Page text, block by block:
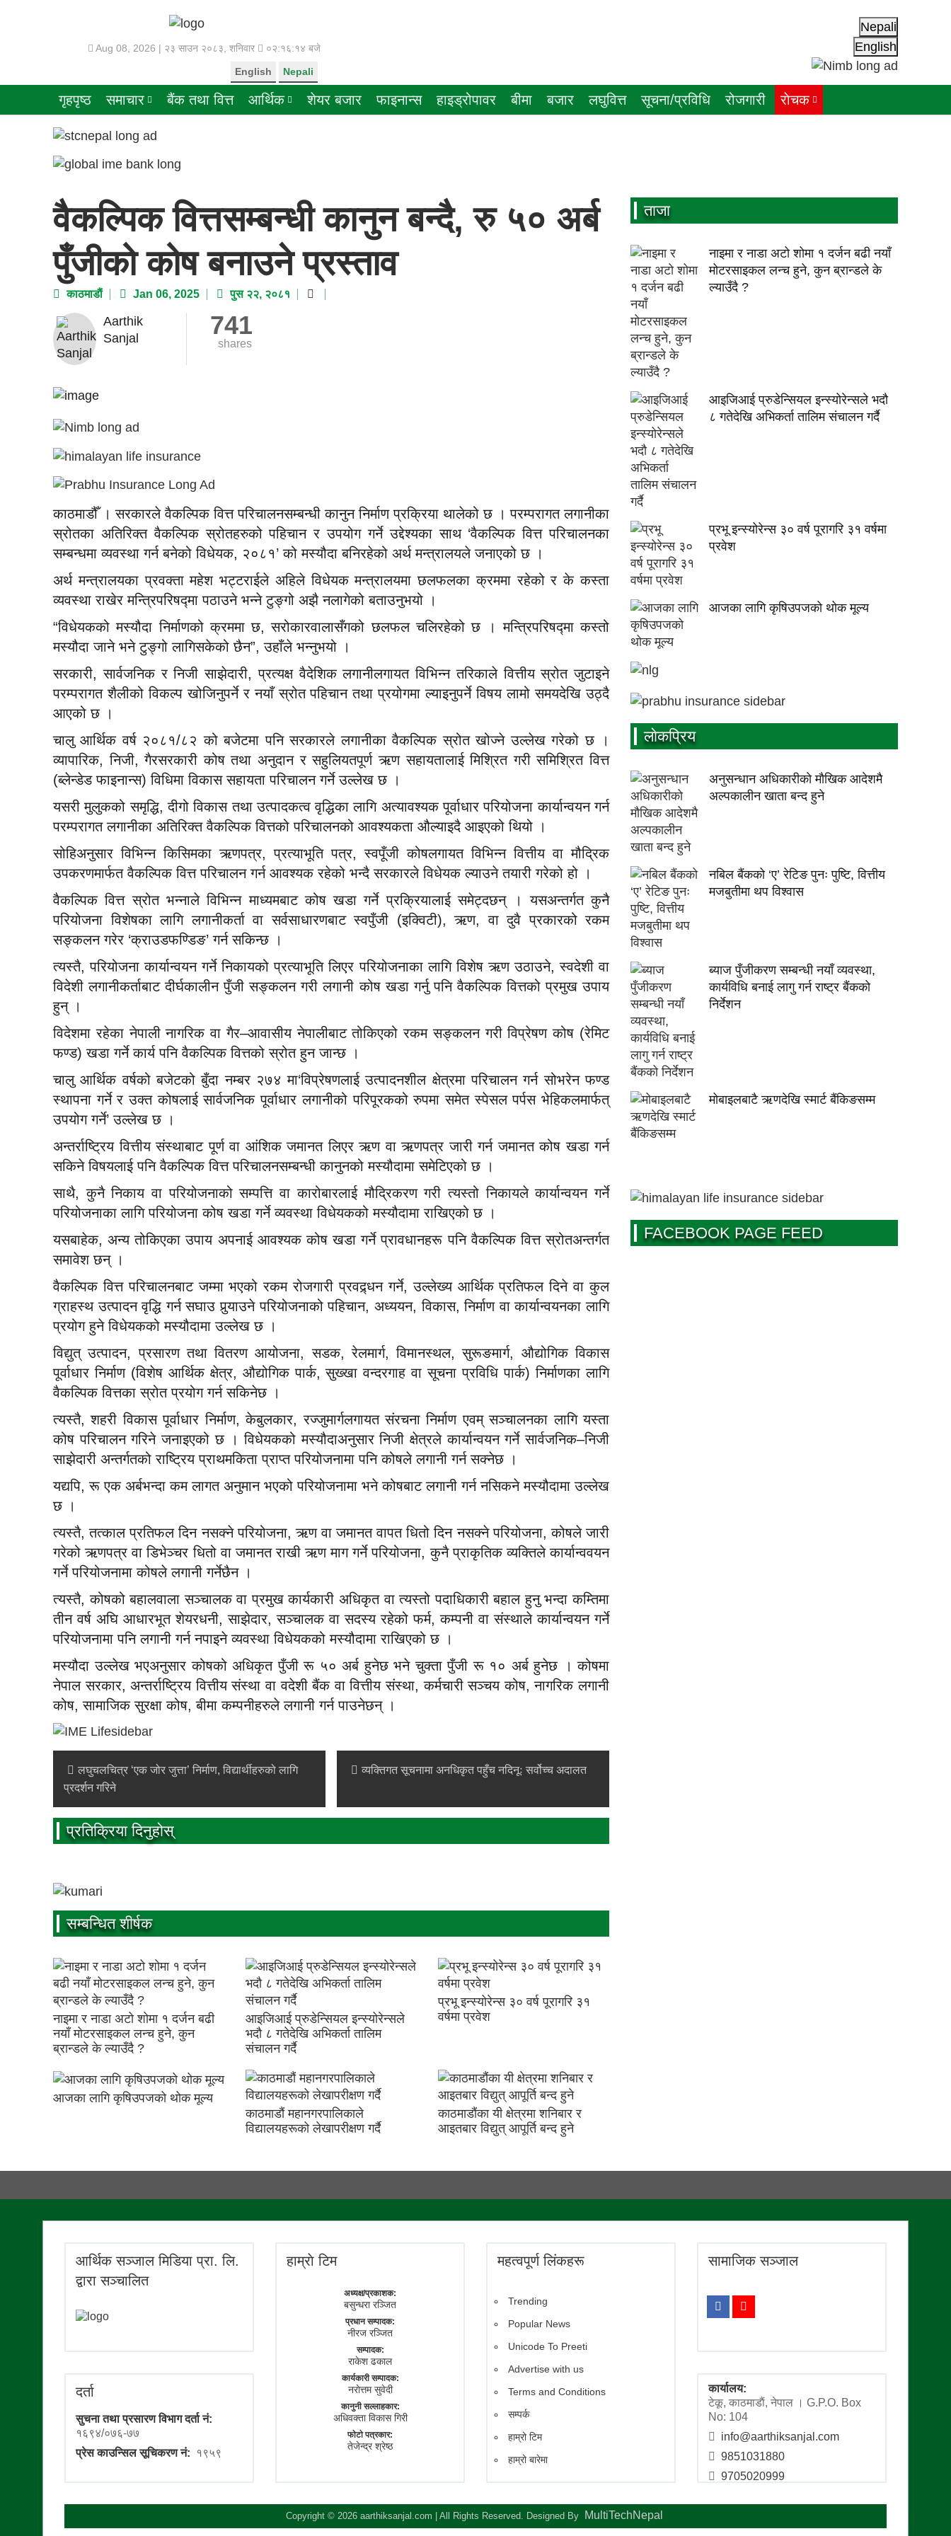
Aug 08, 2026 | २३ साउन २०८३, शनिवार ०२:१६:१४ बजे
Nepali
English
Nepali
English
गृहपृष्ठ समाचार बैंक तथा वित्त आर्थिक शेयर बजार फाइनान्स हाइड्रोपावर बीमा बजार लघुवित्त सूचना/प्रविधि रोजगारी राेचक
वैकल्पिक वित्तसम्बन्धी कानुन बन्दै, रु ५० अर्ब
पुँजीको कोष बनाउने प्रस्ताव
काठमाडाैं Jan 06, 2025 पुस २२, २०८१
Aarthik
Sanjal
741
shares
काठमाडौँ । सरकारले वैकल्पिक वित्त परिचालनसम्बन्धी कानुन निर्माण प्रक्रिया थालेको छ । परम्परागत लगानीका
स्रोतका अतिरिक्त वैकल्पिक स्रोतहरुको पहिचान र उपयोग गर्ने उद्देश्यका साथ ‘वैकल्पिक वित्त परिचालनका
सम्बन्धमा व्यवस्था गर्न बनेको विधेयक, २०८१’ को मस्यौदा बनिरहेको अर्थ मन्त्रालयले जनाएको छ ।
अर्थ मन्त्रालयका प्रवक्ता महेश भट्टराईले अहिले विधेयक मन्त्रालयमा छलफलका क्रममा रहेको र के कस्ता
व्यवस्था राखेर मन्त्रिपरिषद्मा पठाउने भन्ने टुङ्गो अझै नलागेको बताउनुभयो ।
“विधेयकको मस्यौदा निर्माणको क्रममा छ, सरोकारवालासँगको छलफल चलिरहेको छ । मन्त्रिपरिषद्मा कस्तो
मस्यौदा जाने भने टुङ्गो लागिसकेको छैन”, उहाँले भन्नुभयो ।
सरकारी, सार्वजनिक र निजी साझेदारी, प्रत्यक्ष वैदेशिक लगानीलगायत विभिन्न तरिकाले वित्तीय स्रोत जुटाइने
परम्परागत शैलीको विकल्प खोजिनुपर्ने र नयाँ स्रोत पहिचान तथा प्रयोगमा ल्याइनुपर्ने विषय लामो समयदेखि उठ्दै
आएको छ ।
चालु आर्थिक वर्ष २०८१/८२ को बजेटमा पनि सरकारले लगानीका वैकल्पिक स्रोत खोज्ने उल्लेख गरेको छ ।
व्यापारिक, निजी, गैरसरकारी कोष तथा अनुदान र सहुलियतपूर्ण ऋण सहायतालाई मिश्रित गरी समिश्रित वित्त
(ब्लेन्डेड फाइनान्स) विधिमा विकास सहायता परिचालन गर्ने उल्लेख छ ।
यसरी मुलुकको समृद्धि, दीगो विकास तथा उत्पादकत्व वृद्धिका लागि अत्यावश्यक पूर्वाधार परियोजना कार्यान्वयन गर्न
परम्परागत लगानीका अतिरिक्त वैकल्पिक वित्तको परिचालनको आवश्यकता औल्याइदै आइएको थियो ।
सोहिअनुसार विभिन्न किसिमका ऋणपत्र, प्रत्याभूति पत्र, स्वपूँजी कोषलगायत विभिन्न वित्तीय वा मौद्रिक
उपकरणमार्फत वैकल्पिक वित्त परिचालन गर्न आवश्यक रहेको भन्दै सरकारले विधेयक ल्याउने तयारी गरेको हो ।
वैकल्पिक वित्त स्रोत भन्नाले विभिन्न माध्यमबाट कोष खडा गर्ने प्रक्रियालाई समेट्दछन् । यसअन्तर्गत कुनै
परियोजना विशेषका लागि लगानीकर्ता वा सर्वसाधारणबाट स्वपुँजी (इक्विटी), ऋण, वा दुवै प्रकारको रकम
सङ्कलन गरेर ‘क्राउडफण्डिङ’ गर्न सकिन्छ ।
त्यस्तै, परियोजना कार्यान्वयन गर्ने निकायको प्रत्याभूति लिएर परियोजनाका लागि विशेष ऋण उठाउने, स्वदेशी वा
विदेशी लगानीकर्ताबाट दीर्घकालीन पुँजी सङ्कलन गरी लगानी कोष खडा गर्नु पनि वैकल्पिक वित्तको प्रमुख उपाय
हुन् ।
विदेशमा रहेका नेपाली नागरिक वा गैर–आवासीय नेपालीबाट तोकिएको रकम सङ्कलन गरी विप्रेषण कोष (रेमिट
फण्ड) खडा गर्ने कार्य पनि वैकल्पिक वित्तको स्रोत हुन जान्छ ।
चालु आर्थिक वर्षको बजेटको बुँदा नम्बर २७४ मा‘विप्रेषणलाई उत्पादनशील क्षेत्रमा परिचालन गर्न सोभरेन फण्ड
स्थापना गर्ने र उक्त कोषलाई सार्वजनिक पूर्वाधार लगानीको परिपूरकको रुपमा समेत स्पेसल पर्पस भेहिकलमार्फत्
उपयोग गर्ने’ उल्लेख छ ।
अन्तर्राष्ट्रिय वित्तीय संस्थाबाट पूर्ण वा आंशिक जमानत लिएर ऋण वा ऋणपत्र जारी गर्न जमानत कोष खडा गर्न
सकिने विषयलाई पनि वैकल्पिक वित्त परिचालनसम्बन्धी कानुनको मस्यौदामा समेटिएको छ ।
साथै, कुनै निकाय वा परियोजनाको सम्पत्ति वा कारोबारलाई मौद्रिकरण गरी त्यस्तो निकायले कार्यान्वयन गर्ने
परियोजनाका लागि परियोजना कोष खडा गर्ने व्यवस्था विधेयकको मस्यौदामा राखिएको छ ।
यसबाहेक, अन्य तोकिएका उपाय अपनाई आवश्यक कोष खडा गर्ने प्रावधानहरू पनि वैकल्पिक वित्त स्रोतअन्तर्गत
समावेश छन् ।
वैकल्पिक वित्त परिचालनबाट जम्मा भएको रकम रोजगारी प्रवद्र्धन गर्ने, उल्लेख्य आर्थिक प्रतिफल दिने वा कुल
ग्राहस्थ उत्पादन वृद्धि गर्न सघाउ पुर्‍याउने परियोजनाको पहिचान, अध्ययन, विकास, निर्माण वा कार्यान्वयनका लागि
प्रयोग हुने विधेयकको मस्यौदामा उल्लेख छ ।
विद्युत् उत्पादन, प्रसारण तथा वितरण आयोजना, सडक, रेलमार्ग, विमानस्थल, सुरूङमार्ग, औद्योगिक विकास
पूर्वाधार निर्माण (विशेष आर्थिक क्षेत्र, औद्योगिक पार्क, सुख्खा वन्दरगाह वा सूचना प्रविधि पार्क) निर्माणका लागि
वैकल्पिक वित्तका स्रोत प्रयोग गर्न सकिनेछ ।
त्यस्तै, शहरी विकास पूर्वाधार निर्माण, केबुलकार, रज्जुमार्गलगायत संरचना निर्माण एवम् सञ्चालनका लागि यस्ता
कोष परिचालन गरिने जनाइएको छ । विधेयकको मस्यौदाअनुसार निजी क्षेत्रले कार्यान्वयन गर्ने सार्वजनिक–निजी
साझेदारी अन्तर्गतको राष्ट्रिय प्राथमकिता प्राप्त परियोजनामा पनि कोषले लगानी गर्न सक्नेछ ।
यद्यपि, रू एक अर्बभन्दा कम लागत अनुमान भएको परियोजनामा भने कोषबाट लगानी गर्न नसिकने मस्यौदामा उल्लेख
छ ।
त्यस्तै, तत्काल प्रतिफल दिन नसक्ने परियोजना, ऋण वा जमानत वापत धितो दिन नसक्ने परियोजना, कोषले जारी
गरेको ऋणपत्र वा डिभेञ्चर धितो वा जमानत राखी ऋण माग गर्ने परियोजना, कुनै प्राकृतिक व्यक्तिले कार्यान्ववयन
गर्ने परियोजनामा कोषले लगानी गर्नेछैन ।
त्यस्तै, कोषको बहालवाला सञ्चालक वा प्रमुख कार्यकारी अधिकृत वा त्यस्तो पदाधिकारी बहाल हुनु भन्दा कम्तिमा
तीन वर्ष अघि आधारभूत शेयरधनी, साझेदार, सञ्चालक वा सदस्य रहेको फर्म, कम्पनी वा संस्थाले कार्यान्वयन गर्ने
परियोजनामा पनि लगानी गर्न नपाइने व्यवस्था विधेयकको मस्यौदामा राखिएको छ ।
मस्यौदा उल्लेख भएअनुसार कोषको अधिकृत पुँजी रू ५० अर्ब हुनेछ भने चुक्ता पुँजी रू १० अर्ब हुनेछ । कोषमा
नेपाल सरकार, अन्तर्राष्ट्रिय वित्तीय संस्था वा वदेशी बैंक वा वित्तीय संस्था, कर्मचारी सञ्चय कोष, नागरिक लगानी
कोष, सामाजिक सुरक्षा कोष, बीमा कम्पनीहरुले लगानी गर्न पाउनेछन् ।
लघुचलचित्र ‘एक जोर जुत्ता’ निर्माण, विद्यार्थीहरुको लागि
प्रदर्शन गरिने
व्यक्तिगत सूचनामा अनधिकृत पहुँच नदिनूः सर्वोच्च अदालत
प्रतिक्रिया दिनुहोस्
सम्बन्धित शीर्षक
नाइमा र नाडा अटो शोमा १ दर्जन बढी
नयाँ मोटरसाइकल लन्च हुने, कुन
ब्रान्डले के ल्याउँदै ?
आइजिआई प्रुडेन्सियल इन्स्योरेन्सले
भदौ ८ गतेदेखि अभिकर्ता तालिम
संचालन गर्दै
प्रभू इन्स्योरेन्स ३० वर्ष पूरागरि ३१
वर्षमा प्रवेश
आजका लागि कृषिउपजको थोक मूल्य
काठमाडौं महानगरपालिकाले
विद्यालयहरूको लेखापरीक्षण गर्दै
काठमाडौंका यी क्षेत्रमा शनिबार र
आइतबार विद्युत् आपूर्ति बन्द हुने
ताजा
नाइमा र नाडा अटो शोमा १ दर्जन बढी नयाँ
मोटरसाइकल लन्च हुने, कुन ब्रान्डले के
ल्याउँदै ?
आइजिआई प्रुडेन्सियल इन्स्योरेन्सले भदौ
८ गतेदेखि अभिकर्ता तालिम संचालन गर्दै
प्रभू इन्स्योरेन्स ३० वर्ष पूरागरि ३१ वर्षमा
प्रवेश
आजका लागि कृषिउपजको थोक मूल्य
लाेकप्रिय
अनुसन्धान अधिकारीकाे माैखिक आदेशमै
अल्पकालीन खाता बन्द हुने
नबिल बैंकको ‘ए’ रेटिङ पुनः पुष्टि, वित्तीय
मजबुतीमा थप विश्वास
ब्याज पुँजीकरण सम्बन्धी नयाँ व्यवस्था,
कार्यविधि बनाई लागु गर्न राष्ट्र बैंकको
निर्देशन
मोबाइलबाटै ऋणदेखि स्मार्ट बैंकिङसम्म
FACEBOOK PAGE FEED
आर्थिक सञ्जाल मिडिया प्रा. लि.
द्वारा सञ्चालित
दर्ता
सुचना तथा प्रसारण विभाग दर्ता नं:
१६९४/०७६-७७
प्रेस काउन्सिल सूचिकरण नं:
१९५९
हाम्राे टिम
अध्यक्ष/प्रकाशक:
बसुन्धरा रञ्जित
प्रधान सम्पादक:
नीरज रञ्जित
सम्पादक:
राकेश ढकाल
कार्यकारी सम्पादक:
नराेत्तम सुवेदी
कानुनी सल्लाहकार:
अधिवक्ता विकास गिरी
फाेटाे पत्रकार:
तेजेन्द्र श्रेष्ठ
महत्वपूर्ण लिंकहरू
Trending
Popular News
Unicode To Preeti
Advertise with us
Terms and Conditions
सम्पर्क
हाम्रो टिम
हाम्रो बारेमा
सामाजिक सञ्जाल
कार्यालय:
टेकू, काठमाडाैं, नेपाल । G.P.O. Box
No: 104
info@aarthiksanjal.com
9851031880
9705020999
Copyright © 2026 aarthiksanjal.com | All Rights Reserved. Designed By MultiTechNepal